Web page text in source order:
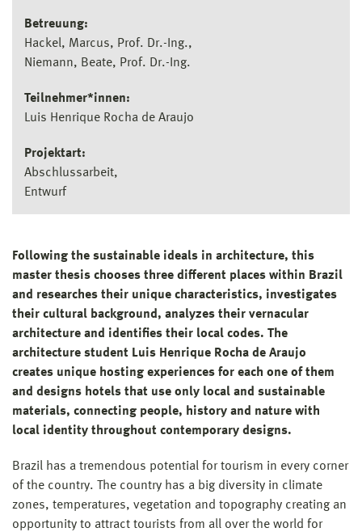
Betreuung:
Hackel, Marcus, Prof. Dr.-Ing.
Niemann, Beate, Prof. Dr.-Ing.
Teilnehmer*innen:
Luis Henrique Rocha de Araujo
Projektart:
Abschlussarbeit
Entwurf
Following the sustainable ideals in architecture, this
master thesis chooses three different places within Brazil
and researches their unique characteristics, investigates
their cultural background, analyzes their vernacular
architecture and identifies their local codes. The
architecture student Luis Henrique Rocha de Araujo
creates unique hosting experiences for each one of them
and designs hotels that use only local and sustainable
materials, connecting people, history and nature with
local identity throughout contemporary designs.
Brazil has a tremendous potential for tourism in every corner
of the country. The country has a big diversity in climate
zones, temperatures, vegetation and topography creating an
opportunity to attract tourists from all over the world for